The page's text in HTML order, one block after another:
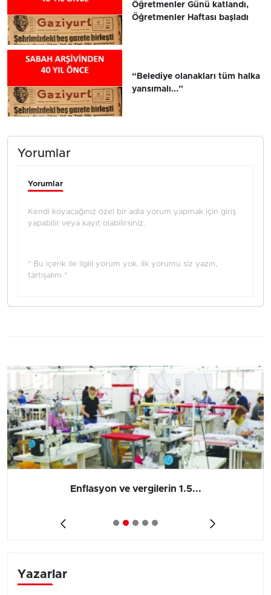
Öğretmenler Günü katlandı,
Öğretmenler Haftası başladı
“Belediye olanakları tüm halka
yansımalı...”
Yorumlar
Yorumlar
Kendi koyacağınız özel bir adla yorum yapmak için giriş
yapabilir veya kayıt olabilirsiniz.
* Bu içerik ile ilgili yorum yok, ilk yorumu siz yazın,
tartışalım *
Enflasyon ve vergilerin 1.5...
Yazarlar